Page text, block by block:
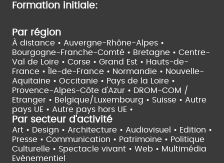
Formation initiale:
Par région
À distance • Auvergne-Rhône-Alpes •
Bourgogne-Franche-Comté • Bretagne • Centre-
Val de Loire • Corse • Grand Est • Hauts-de-
France •
Île-de-France • Normandie • Nouvelle-
Aquitaine • Occitanie • Pays de la Loire •
Provence-Alpes-Côte d'Azur • DROM-COM /
Etranger • Belgique/Luxembourg • Suisse • Autre
pays UE • Autre pays hors UE •
Par secteur d'activité
Art • Design • Architecture • Audiovisuel • Edition •
Presse • Communication • Patrimoine • Politique
Culturelle • Spectacle vivant • Web • Multimédia
Evènementiel